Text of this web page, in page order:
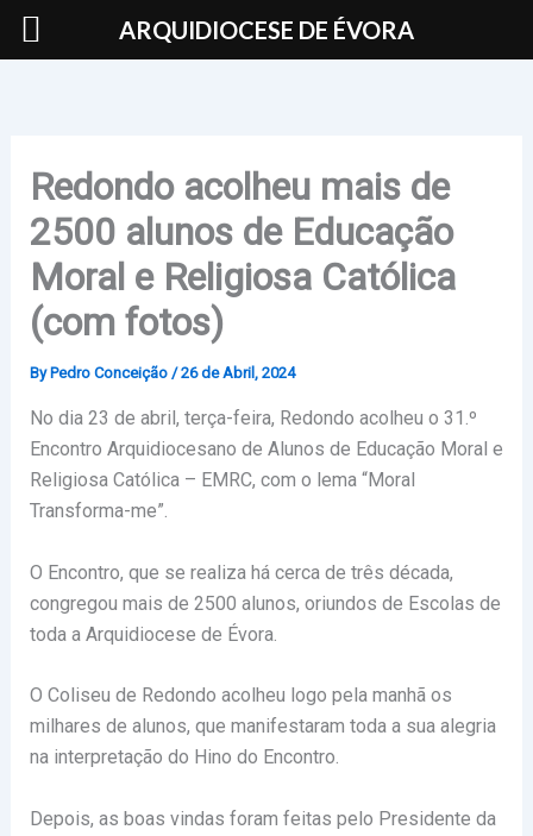
Skip
Redondo acolheu mais de
2500 alunos de Educação
Moral e Religiosa Católica
(com fotos)
By Pedro Conceição /26 de Abril, 2024
No dia 23 de abril, terça-feira, Redondo acolheu o 31.º
Encontro Arquidiocesano de Alunos de Educação Moral e
Religiosa Católica – EMRC, com o lema “Moral
Transforma-me”.
O Encontro, que se realiza há cerca de três década,
congregou mais de 2500 alunos, oriundos de Escolas de
toda a Arquidiocese de Évora.
O Coliseu de Redondo acolheu logo pela manhã os
milhares de alunos, que manifestaram toda a sua alegria
na interpretação do Hino do Encontro.
Depois, as boas vindas foram feitas pelo Presidente da
ARQUIDIOCESE DE ÉVORA